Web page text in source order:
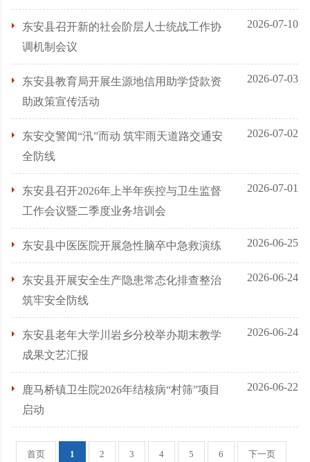
东安县召开新的社会阶层人士统战工作协
调机制会议
2026-07-10
东安县教育局开展生源地信用助学贷款资
助政策宣传活动
2026-07-03
东安交警闻“汛”而动 筑牢雨天道路交通安
全防线
2026-07-02
东安县召开2026年上半年疾控与卫生监督
工作会议暨二季度业务培训会
2026-07-01
东安县中医医院开展急性脑卒中急救演练 2026-06-25
东安县开展安全生产隐患常态化排查整治
筑牢安全防线
2026-06-24
东安县老年大学川岩乡分校举办期末教学
成果文艺汇报
2026-06-24
鹿马桥镇卫生院2026年结核病“村筛”项目
启动
2026-06-22
首页 1 2 3 4 5 6 下一页